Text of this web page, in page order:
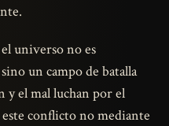
universo no es
un campo de batalla
y el mal luchan por el
conflicto no mediante